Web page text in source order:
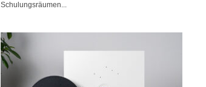
Schulungsräumen...